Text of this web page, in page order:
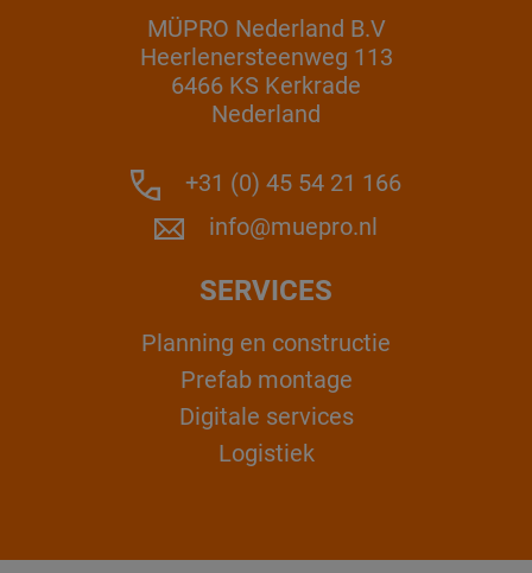
MÜPRO Nederland B.V
Heerlenersteenweg 113
6466 KS Kerkrade
Nederland
+31 (0) 45 54 21 166
info@muepro.nl
SERVICES
Planning en constructie
Prefab montage
Digitale services
Logistiek